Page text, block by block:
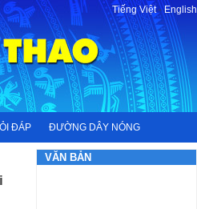
Tiếng Việt-English
ĐÁP ĐƯỜNG DÂY NÓNG
VĂN BẢN